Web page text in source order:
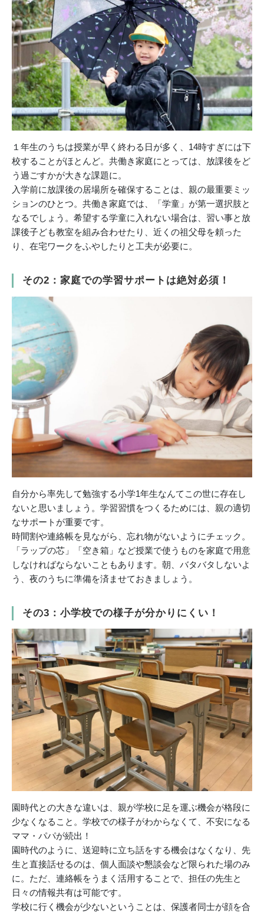
１年生のうちは授業が早く終わる日が多く、14時すぎには下
校することがほとんど。共働き家庭にとっては、放課後をど
う過ごすかが大きな課題に。
入学前に放課後の居場所を確保することは、親の最重要ミッ
ションのひとつ。共働き家庭では、「学童」が第一選択肢と
なるでしょう。希望する学童に入れない場合は、習い事と放
課後子ども教室を組み合わせたり、近くの祖父母を頼った
り、在宅ワークをふやしたりと工夫が必要に。
その2：家庭での学習サポートは絶対必須！
自分から率先して勉強する小学1年生なんてこの世に存在し
ないと思いましょう。学習習慣をつくるためには、親の適切
なサポートが重要です。
時間割や連絡帳を見ながら、忘れ物がないようにチェック。
「ラップの芯」「空き箱」など授業で使うものを家庭で用意
しなければならないこともあります。朝、バタバタしないよ
う、夜のうちに準備を済ませておきましょう。
その3：小学校での様子が分かりにくい！
園時代との大きな違いは、親が学校に足を運ぶ機会が格段に
少なくなること。学校での様子がわからなくて、不安になる
ママ・パパが続出！
園時代のように、送迎時に立ち話をする機会はなくなり、先
生と直接話せるのは、個人面談や懇談会など限られた場のみ
に。ただ、連絡帳をうまく活用することで、担任の先生と
日々の情報共有は可能です。
学校に行く機会が少ないということは、保護者同士が顔を合